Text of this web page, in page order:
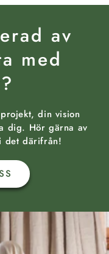
av
med
din vision
dig. Hör gärna av
det därifrån!